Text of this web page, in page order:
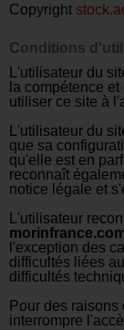
Copyright
Conditions
L'utilisateur du
la compétence
utiliser ce site à
L'utilisateur du
que sa
qu'elle est en
reconnaît
notice légale et
L'utilisateur
l'exception des
difficultés liées
difficultés
Pour des
interrompre